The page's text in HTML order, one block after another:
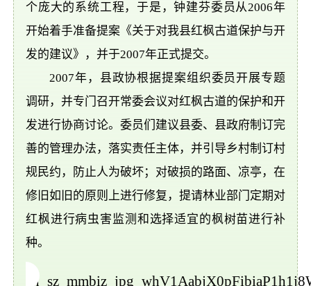
个庞大的系统工程，于是，钟建芬委员从2006年
开始着手准备提案《关于对我县红枫古道保护与开
发的建议》，并于2007年正式提交。
2007年，县政协根据提案组织委员开展专题
调研，并专门召开常委会议对红枫古道的保护和开
发进行协商讨论。委员们建议县委、县政府制订完
善的管理办法，落实责任主体，并引导乡村制订村
规民约，防止人为破坏；对破损的路面、凉亭，在
修旧如旧的原则上进行修复，提请林业部门定期对
红枫进行病虫害监测和选择适宜的枫树苗进行补
种。